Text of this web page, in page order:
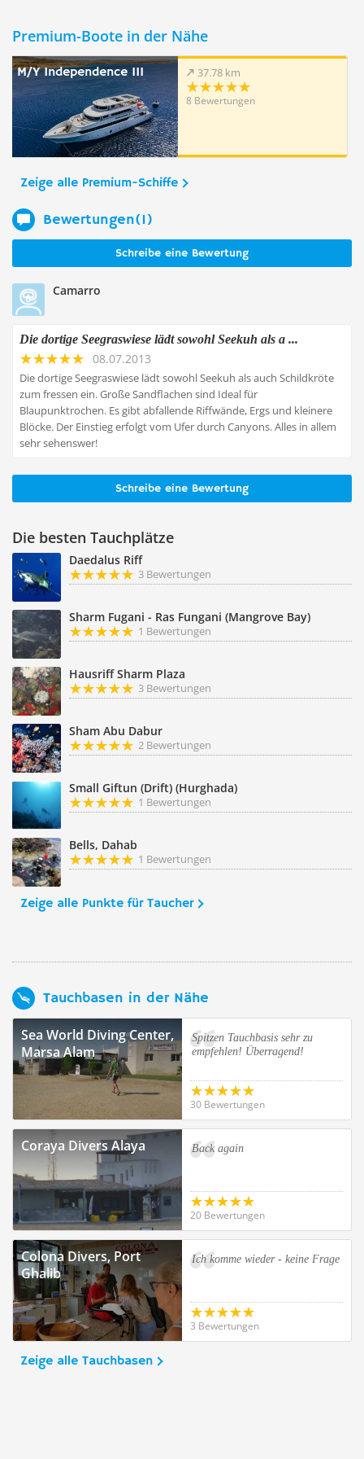
Premium-Boote in der Nähe
M/Y Independence III 37.78 km
8 Bewertungen
Zeige alle Premium-Schiffe
Bewertungen(1)
Schreibe eine Bewertung
Camarro
Die dortige Seegraswiese lädt sowohl Seekuh als a ...
08.07.2013
Die dortige Seegraswiese lädt sowohl Seekuh als auch Schildkröte
zum fressen ein. Große Sandflachen sind Ideal für
Blaupunktrochen. Es gibt abfallende Riffwände, Ergs und kleinere
Blöcke. Der Einstieg erfolgt vom Ufer durch Canyons. Alles in allem
sehr sehenswer!
Schreibe eine Bewertung
Die besten Tauchplätze
Daedalus Riff
3 Bewertungen
Sharm Fugani - Ras Fungani (Mangrove Bay)
1 Bewertungen
Hausriff Sharm Plaza
3 Bewertungen
Sham Abu Dabur
2 Bewertungen
Small Giftun (Drift) (Hurghada)
1 Bewertungen
Bells, Dahab
1 Bewertungen
Zeige alle Punkte für Taucher
Tauchbasen in der Nähe
Sea World Diving Center,
Marsa Alam
Spitzen Tauchbasis sehr zu
empfehlen! Überragend!
30 Bewertungen
Coraya Divers Alaya Back again
20 Bewertungen
Colona Divers, Port
Ghalib
Ich komme wieder - keine Frage
3 Bewertungen
Zeige alle Tauchbasen